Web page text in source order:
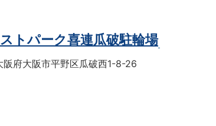
ストパーク喜連瓜破駐輪場
阪府大阪市平野区瓜破西1-8-26